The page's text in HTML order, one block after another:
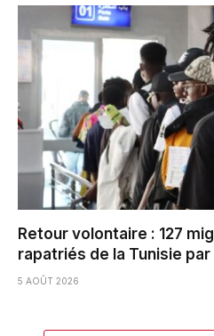
Retour volontaire : 127
rapatriés de la Tunisie par
5 AOÛT 2026